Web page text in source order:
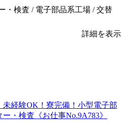
・検査 / 電子部品系工場 / 交替
詳細を表示